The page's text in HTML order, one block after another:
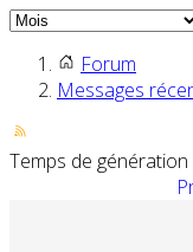
Forum
Messages
Temps de